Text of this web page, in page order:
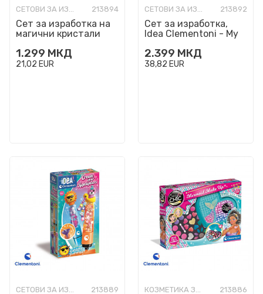
СЕТОВИ ЗА ИЗРАБОТКА 213894
Сет за изработка на
магични кристали
Crystal Set'
1.299 МКД
21,02 EUR
СЕТОВИ ЗА ИЗРАБОТКА 213892
Сет за изработка,
Idea Clementoni - My
2.399 МКД
38,82 EUR
СЕТОВИ ЗА ИЗРАБОТКА 213889 КОЗМЕТИКА ЗА ДЕЦА 213886